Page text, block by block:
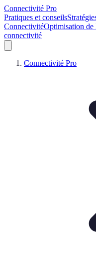
Connectivité Pro
Pratiques et conseils
ConnectivitéOptimisation
connectivité
Connectivité Pro